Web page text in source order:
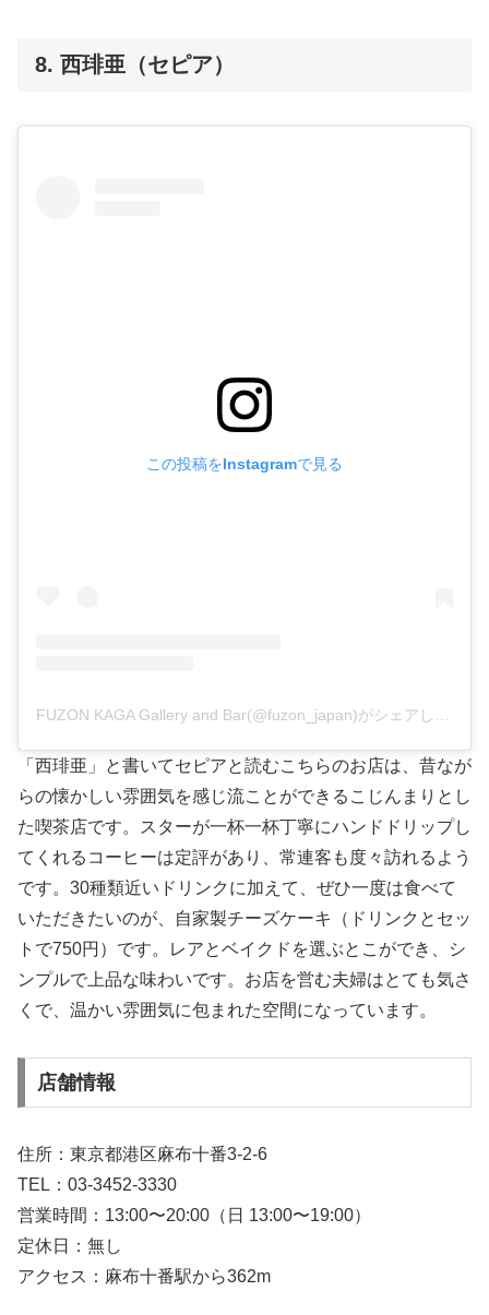
8. 西琲亜（セピア）
この投稿をInstagramで見る
FUZON KAGA Gallery and Bar(@fuzon_japan)がシェアした投稿
「西琲亜」と書いてセピアと読むこちらのお店は、昔なが
らの懐かしい雰囲気を感じ流ことができるこじんまりとし
た喫茶店です。スターが一杯一杯丁寧にハンドドリップし
てくれるコーヒーは定評があり、常連客も度々訪れるよう
です。30種類近いドリンクに加えて、ぜひ一度は食べて
いただきたいのが、自家製チーズケーキ（ドリンクとセッ
トで750円）です。レアとベイクドを選ぶとこができ、シ
ンプルで上品な味わいです。お店を営む夫婦はとても気さ
くで、温かい雰囲気に包まれた空間になっています。
店舗情報
住所：東京都港区麻布十番3-2-6
TEL：03-3452-3330
営業時間：13:00〜20:00（日 13:00〜19:00）
定休日：無し
アクセス：麻布十番駅から362m